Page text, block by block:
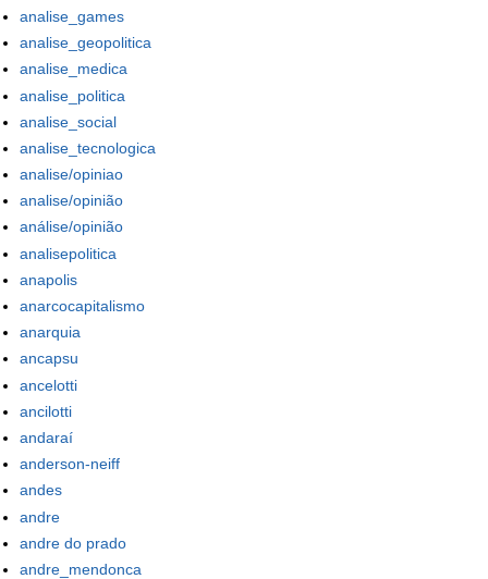
analise_games
analise_geopolitica
analise_medica
analise_politica
analise_social
analise_tecnologica
analise/opiniao
analise/opinião
análise/opinião
analisepolitica
anapolis
anarcocapitalismo
anarquia
ancapsu
ancelotti
ancilotti
andaraí
anderson-neiff
andes
andre
andre do prado
andre_mendonca